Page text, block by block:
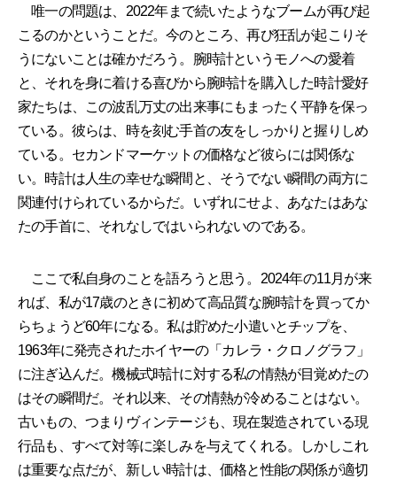
唯一の問題は、2022年まで続いたようなブームが再び起
こるのかということだ。今のところ、再び狂乱が起こりそ
うにないことは確かだろう。腕時計というモノへの愛着
と、それを身に着ける喜びから腕時計を購入した時計愛好
家たちは、この波乱万丈の出来事にもまったく平静を保っ
ている。彼らは、時を刻む手首の友をしっかりと握りしめ
ている。セカンドマーケットの価格など彼らには関係な
い。時計は人生の幸せな瞬間と、そうでない瞬間の両方に
関連付けられているからだ。いずれにせよ、あなたはあな
たの手首に、それなしではいられないのである。
ここで私自身のことを語ろうと思う。2024年の11月が来
れば、私が17歳のときに初めて高品質な腕時計を買ってか
らちょうど60年になる。私は貯めた小遣いとチップを、
1963年に発売されたホイヤーの「カレラ・クロノグラフ」
に注ぎ込んだ。機械式時計に対する私の情熱が目覚めたの
はその瞬間だ。それ以来、その情熱が冷めることはない。
古いもの、つまりヴィンテージも、現在製造されている現
行品も、すべて対等に楽しみを与えてくれる。しかしこれ
は重要な点だが、新しい時計は、価格と性能の関係が適切